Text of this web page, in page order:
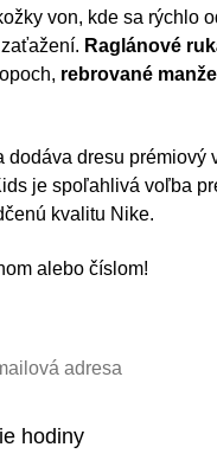
von, kde sa rýchlo
Raglánové
rebrované
dodáva dresu prémiový
je spoľahlivá voľba
kvalitu Nike.
alebo číslom!
hodiny